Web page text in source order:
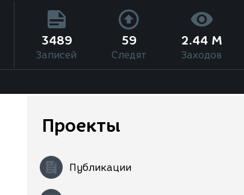
3489
Записей
59
Следят
2.44 M
Заходов
Проекты
Публикации